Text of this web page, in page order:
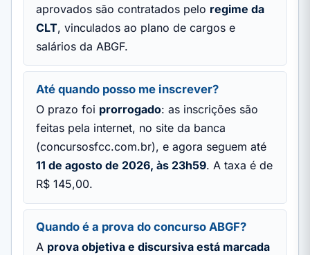
aprovados são contratados pelo regime da
CLT, vinculados ao plano de cargos e
salários da ABGF.
Até quando posso me inscrever?
O prazo foi prorrogado: as inscrições são
feitas pela internet, no site da banca
(concursosfcc.com.br), e agora seguem até
11 de agosto de 2026, às 23h59. A taxa é de
R$ 145,00.
Quando é a prova do concurso ABGF?
A prova objetiva e discursiva está marcada